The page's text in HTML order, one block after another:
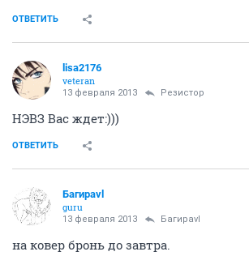
ОТВЕТИТЬ
lisa2176
veteran
13 февраля 2013 Резистор
НЭВЗ Вас ждет:)))
ОТВЕТИТЬ
Багираvl
guru
13 февраля 2013 Багираvl
на ковер бронь до завтра.